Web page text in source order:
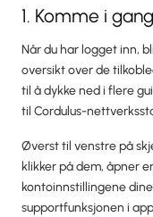
1. Komme i
Når du har logget inn,
oversikt over de
til å dykke ned i flere
til Cordulus-
Øverst til venstre på
klikker på dem, åpner
kontoinnstillingene
supportfunksjonen i